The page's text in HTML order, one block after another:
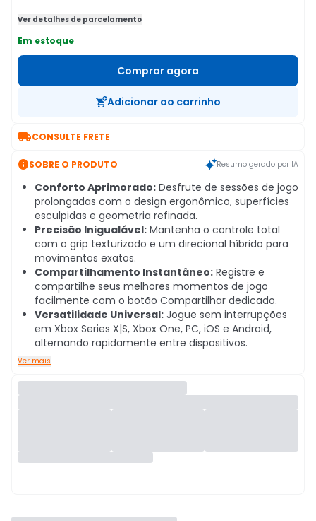
Ver detalhes de parcelamento
Em estoque
Comprar agora
Adicionar ao carrinho
CONSULTE FRETE
SOBRE O PRODUTO Resumo gerado por IA
Conforto Aprimorado: Desfrute de sessões de jogo
prolongadas com o design ergonômico, superfícies
esculpidas e geometria refinada.
Precisão Inigualável: Mantenha o controle total
com o grip texturizado e um direcional híbrido para
movimentos exatos.
Compartilhamento Instantâneo: Registre e
compartilhe seus melhores momentos de jogo
facilmente com o botão Compartilhar dedicado.
Versatilidade Universal: Jogue sem interrupções
em Xbox Series X|S, Xbox One, PC, iOS e Android,
alternando rapidamente entre dispositivos.
Ver mais